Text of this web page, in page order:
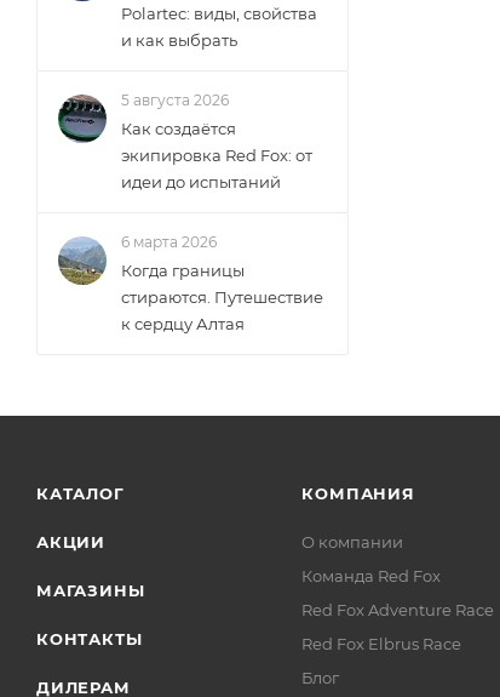
Polartec: виды, свойства
и как выбрать
5 августа 2026
Как создаётся
экипировка Red Fox: от
идеи до испытаний
6 марта 2026
Когда границы
стираются. Путешествие
к сердцу Алтая
КАТАЛОГ
АКЦИИ
МАГАЗИНЫ
КОНТАКТЫ
ДИЛЕРАМ
КОМПАНИЯ
О компании
Команда Red Fox
Red Fox Adventure Race
Red Fox Elbrus Race
Блог